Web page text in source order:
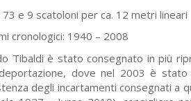
e 9 scatoloni per ca. 12 metri lineari
cronologici: 1940 – 2008
Tibaldi è stato consegnato in più
dove nel 2003 è
degli incartamenti consegnati a